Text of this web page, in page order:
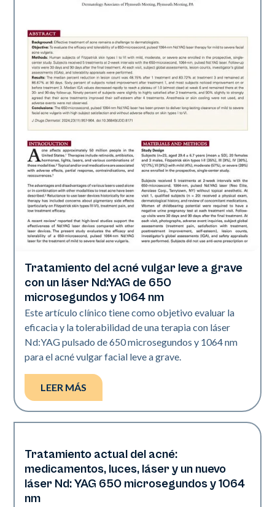
Acné
Tratamiento del acné vulgar leve a grave
con un láser Nd:YAG de 650
microsegundos y 1064 nm
Este artículo clínico tiene como objetivo evaluar la
eficacia y la tolerabilidad de una terapia con láser
Nd:YAG pulsado de 650 microsegundos y 1064 nm
para el acné vulgar facial leve a grave.
LEER MÁS
Acné
Tratamiento actual del acné:
medicamentos, luces, láser y un nuevo
láser Nd: YAG 650 microsegundos y 1064
nm